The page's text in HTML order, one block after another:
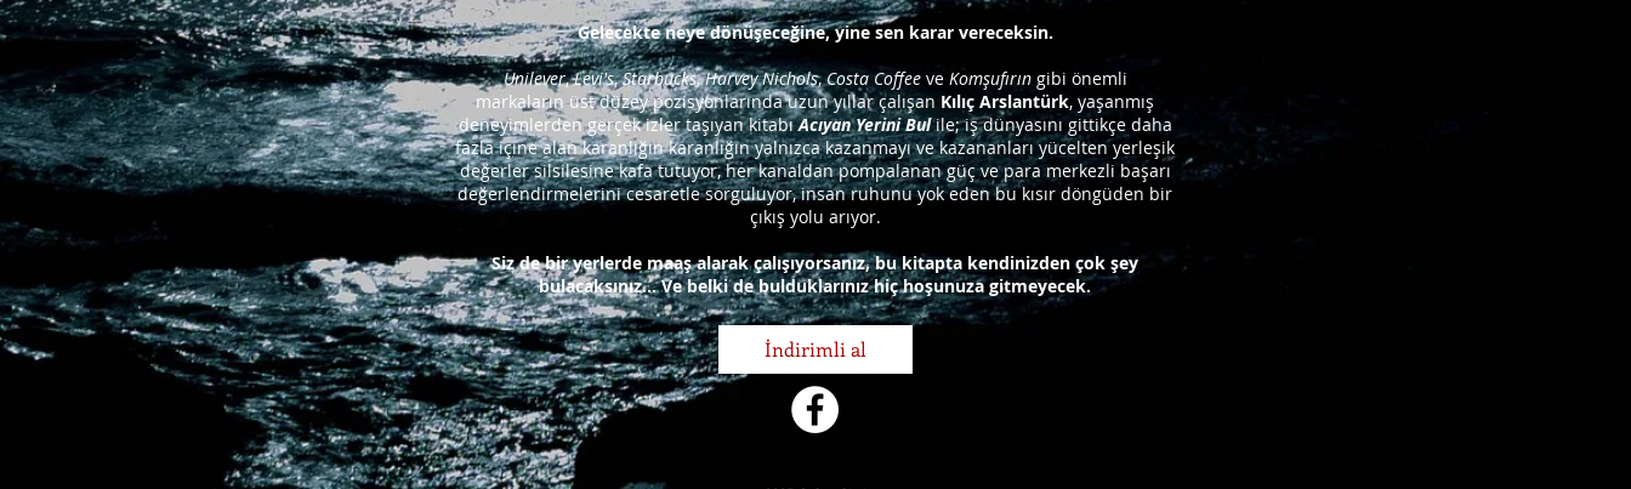
Gelecekte neye dönüşeceğine, yine sen karar vereceksin.
Unilever,Levi's,Starbucks,Harvey Nichols,Costa Coffeeve Komşufırıngibi önemli
markaların üst düzey pozisyonlarında uzun yıllar çalışan Kılıç Arslantürk, yaşanmış
deneyimlerden gerçek izler taşıyan kitabıAcıyan Yerini Bulile; iş dünyasını gittikçe daha
fazla içine alan karanlığın karanlığın yalnızca kazanmayı ve kazananları yücelten yerleşik
değerler silsilesine kafa tutuyor, her kanaldan pompalanan güç ve para merkezli başarı
değerlendirmelerini cesaretle sorguluyor, insan ruhunu yok eden bu kısır döngüden bir
çıkış yolu arıyor.
Siz de bir yerlerde maaş alarak çalışıyorsanız, bu kitapta kendinizden çok şey
bulacaksınız... Ve belki de bulduklarınız hiç hoşunuza gitmeyecek.
İndirimli al